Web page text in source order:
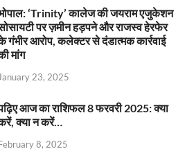
‘Trinity’ कालेज की जयराम एजुकेशन
पर ज़मीन हड़पने और राजस्व हेरफेर
गंभीर आरोप, कलेक्टर से दंडात्मक कार्रवाई
मांग
January 23, 2025
आज का राशिफल 8 फरवरी 2025: क्या
क्या न करें…
8, 2025